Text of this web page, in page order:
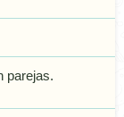
parejas.